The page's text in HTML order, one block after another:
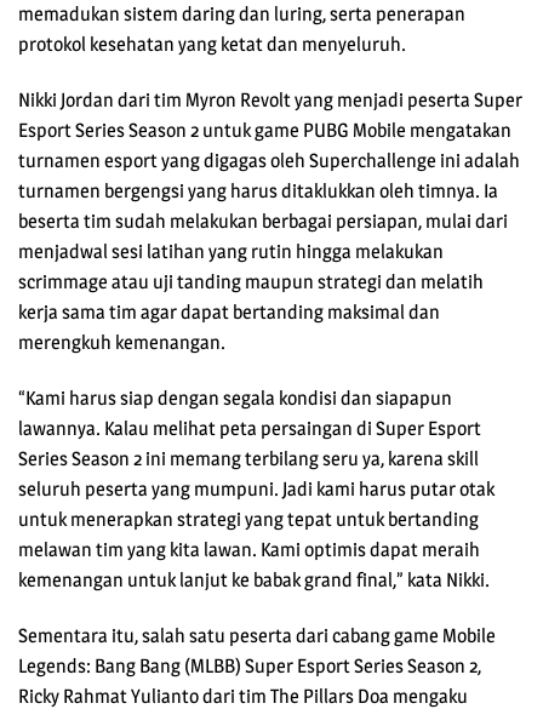
memadukan sistem daring dan luring, serta penerapan
protokol kesehatan yang ketat dan menyeluruh.
Nikki Jordan dari tim Myron Revolt yang menjadi peserta Super
Esport Series Season 2 untuk game PUBG Mobile mengatakan
turnamen esport yang digagas oleh Superchallenge ini adalah
turnamen bergengsi yang harus ditaklukkan oleh timnya. Ia
beserta tim sudah melakukan berbagai persiapan, mulai dari
menjadwal sesi latihan yang rutin hingga melakukan
scrimmage atau uji tanding maupun strategi dan melatih
kerja sama tim agar dapat bertanding maksimal dan
merengkuh kemenangan.
“Kami harus siap dengan segala kondisi dan siapapun
lawannya. Kalau melihat peta persaingan di Super Esport
Series Season 2 ini memang terbilang seru ya, karena skill
seluruh peserta yang mumpuni. Jadi kami harus putar otak
untuk menerapkan strategi yang tepat untuk bertanding
melawan tim yang kita lawan. Kami optimis dapat meraih
kemenangan untuk lanjut ke babak grand final,” kata Nikki.
Sementara itu, salah satu peserta dari cabang game Mobile
Legends: Bang Bang (MLBB) Super Esport Series Season 2,
Ricky Rahmat Yulianto dari tim The Pillars Doa mengaku